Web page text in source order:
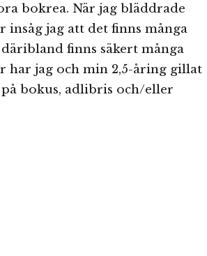
bokrea. När jag bläddrade
jag att det finns många
finns säkert många
har jag och min 2,5-åring gillat
bokus, adlibris och/eller